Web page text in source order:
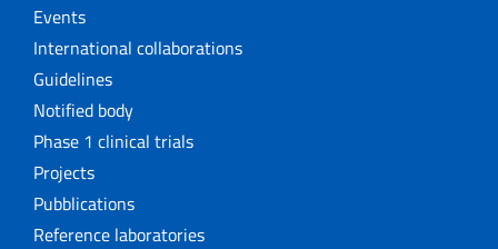
Events
International collaborations
Guidelines
Notified body
Phase 1 clinical trials
Projects
Pubblications
Reference laboratories